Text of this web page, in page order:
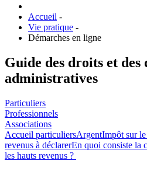
Accueil -
Vie pratique -
Démarches en ligne
Guide des droits et des
administratives
Particuliers
Professionnels
Associations
Accueil particuliersArgentImpôt sur
revenus à déclarerEn quoi consiste la
les hauts revenus ?